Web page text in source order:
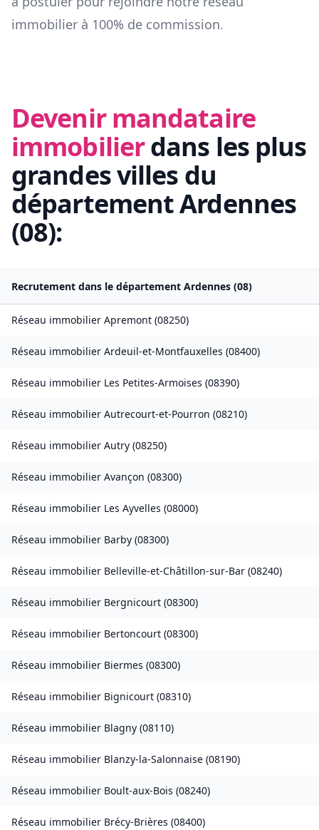
immobilier à 100% de commission.
Devenir mandataire
immobilierdans les plus
grandes villes du
départementArdennes
(08):
Recrutement dans le département Ardennes (08)
Réseau immobilier Apremont (08250)
Réseau immobilier Ardeuil-et-Montfauxelles (08400)
Réseau immobilier Les Petites-Armoises (08390)
Réseau immobilier Autrecourt-et-Pourron (08210)
Réseau immobilier Autry (08250)
Réseau immobilier Avançon (08300)
Réseau immobilier Les Ayvelles (08000)
Réseau immobilier Barby (08300)
Réseau immobilier Belleville-et-Châtillon-sur-Bar (08240)
Réseau immobilier Bergnicourt (08300)
Réseau immobilier Bertoncourt (08300)
Réseau immobilier Biermes (08300)
Réseau immobilier Bignicourt (08310)
Réseau immobilier Blagny (08110)
Réseau immobilier Blanzy-la-Salonnaise (08190)
Réseau immobilier Boult-aux-Bois (08240)
Réseau immobilier Brécy-Brières (08400)